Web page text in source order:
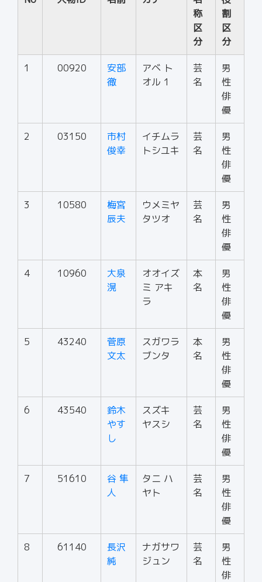
称
区
分
割
区
分
1 00920
安部
徹
アベ ト
オル 1
芸
名
男
性
俳
優
2 03150
市村
俊幸
イチムラ
トシユキ
芸
名
男
性
俳
優
3 10580
梅宮
辰夫
ウメミヤ
タツオ
芸
名
男
性
俳
優
4 10960
大泉
滉
オオイズ
ミ アキ
ラ
本
名
男
性
俳
優
5 43240
菅原
文太
スガワラ
ブンタ
本
名
男
性
俳
優
6 43540
鈴木
やす
し
スズキ
ヤスシ
芸
名
男
性
俳
優
7 51610
谷 隼
人
タニ ハ
ヤト
芸
名
男
性
俳
優
8 61140
長沢
純
ナガサワ
ジュン
芸
名
男
性
俳